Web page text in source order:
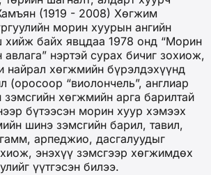
(1919 - 2008) Хөгжим
морин хуурын ангийн
хийж байх явцдаа 1978 онд “Морин
нэртэй сурах бичиг зохиож,
найрал хөгжмийн бүрэлдэхүүнд
(оросоор “виолончель”, англиар
хөгжмийн арга барилтай
бүтээсэн морин хуур хэмээх
шинэ зэмсгийн барил, тавил,
арпеджио, дасгалуудыг
энэхүү зэмсгээр хөгжимдөх
үүтгэсэн билээ.